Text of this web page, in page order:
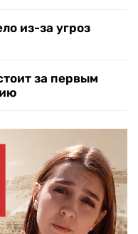
из-за угроз
за первым